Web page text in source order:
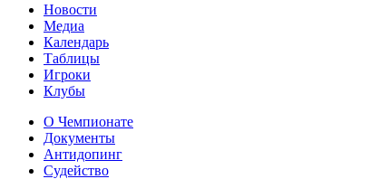
Новости
Медиа
Календарь
Таблицы
Игроки
Клубы
О Чемпионате
Документы
Антидопинг
Судейство